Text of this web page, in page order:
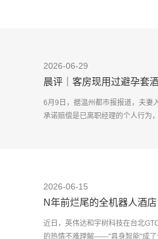
2026-06-29
晨评｜客房现用过避孕套
6月9日，据温州都市报报道，夫妻
承诺赔偿是已离职经理的个人行为
2026-06-15
N年前烂尾的全机器人酒
近日，英伟达和宇树科技在台北
的热情不难理解——"具身智能"成了